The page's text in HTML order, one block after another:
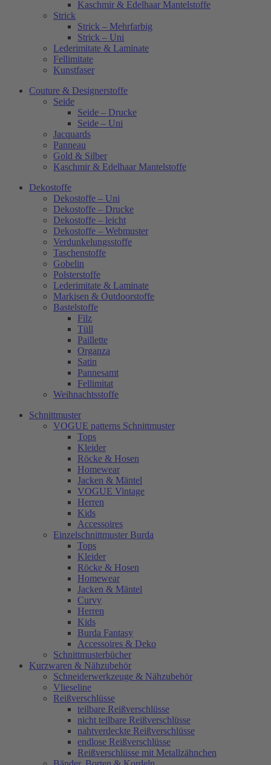
Kaschmir & Edelhaar Mantelstoffe
Strick
Strick – Mehrfarbig
Strick – Uni
Lederimitate & Laminate
Fellimitate
Kunstfaser
Couture & Designerstoffe
Seide
Seide – Drucke
Seide – Uni
Jacquards
Panneau
Gold & Silber
Kaschmir & Edelhaar Mantelstoffe
Dekostoffe
Dekostoffe – Uni
Dekostoffe – Drucke
Dekostoffe – leicht
Dekostoffe – Webmuster
Verdunkelungsstoffe
Taschenstoffe
Gobelin
Polsterstoffe
Lederimitate & Laminate
Markisen & Outdoorstoffe
Bastelstoffe
Filz
Tüll
Paillette
Organza
Satin
Pannesamt
Fellimitat
Weihnachtsstoffe
Schnittmuster
VOGUE patterns Schnittmuster
Tops
Kleider
Röcke & Hosen
Homewear
Jacken & Mäntel
VOGUE Vintage
Herren
Kids
Accessoires
Einzelschnittmuster Burda
Tops
Kleider
Röcke & Hosen
Homewear
Jacken & Mäntel
Curvy
Herren
Kids
Burda Fantasy
Accessoires & Deko
Schnittmusterbücher
Kurzwaren & Nähzubehör
Schneiderwerkzeuge & Nähzubehör
Vlieseline
Reißverschlüsse
teilbare Reißverschlüsse
nicht teilbare Reißverschlüsse
nahtverdeckte Reißverschlüsse
endlose Reißverschlüsse
Reißverschlüsse mit Metallzähnchen